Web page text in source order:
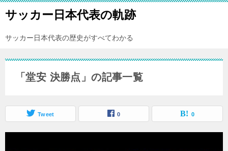
サッカー日本代表の軌跡
サッカー日本代表の歴史がすべてわかる
「堂安 決勝点」の記事一覧
Tweet 0 0